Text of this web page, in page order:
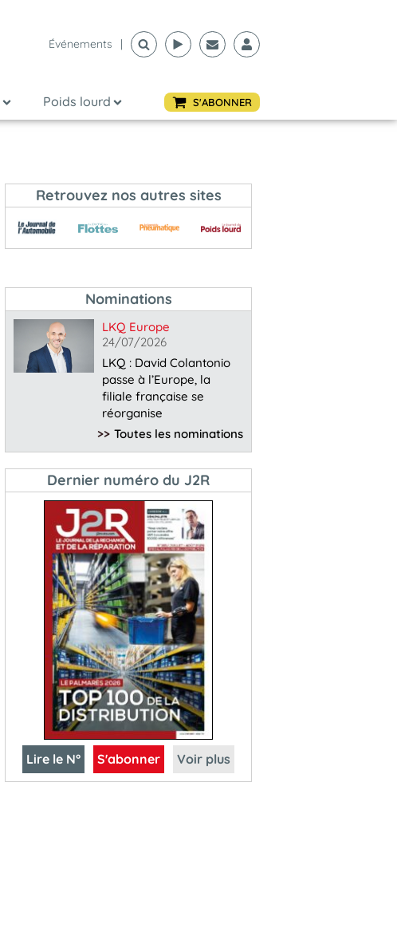
Événements |
Poids lourd S'ABONNER
Retrouvez nos autres sites
Nominations
LKQ Europe
24/07/2026
LKQ : David Colantonio
passe à l’Europe, la
filiale française se
réorganise
>> Toutes les nominations
Dernier numéro du J2R
Lire le N° S'abonner Voir plus